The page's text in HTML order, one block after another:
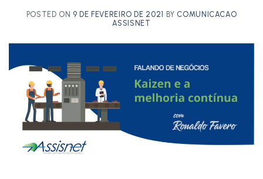
POSTED ON 9 DE FEVEREIRO DE 2021 BY COMUNICACAO
ASSISNET